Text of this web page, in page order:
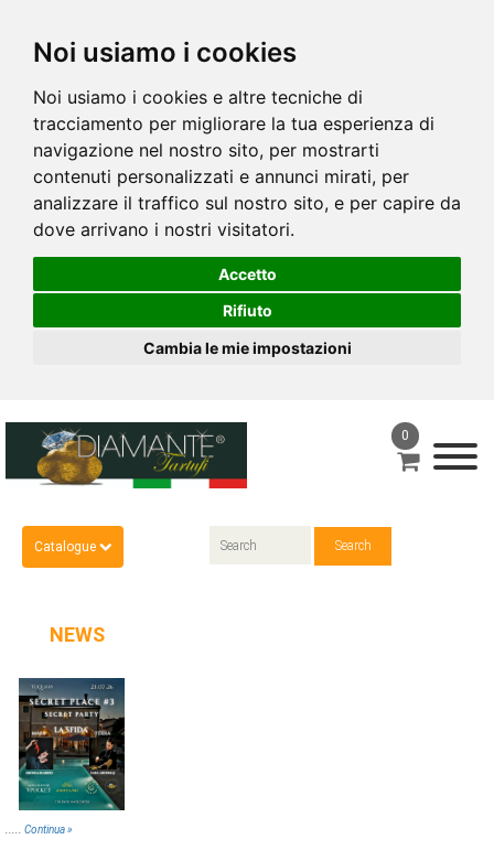
Noi usiamo i cookies
Noi usiamo i cookies e altre tecniche di
tracciamento per migliorare la tua esperienza di
navigazione nel nostro sito, per mostrarti
contenuti personalizzati e annunci mirati, per
analizzare il traffico sul nostro sito, e per capire da
dove arrivano i nostri visitatori.
Accetto
Rifiuto
Cambia le mie impostazioni
0
Catalogue
NEWS
Continua »